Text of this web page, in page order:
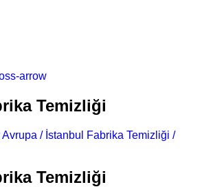
Temizliği
/ İstanbul Fabrika Temizliği /
Temizliği